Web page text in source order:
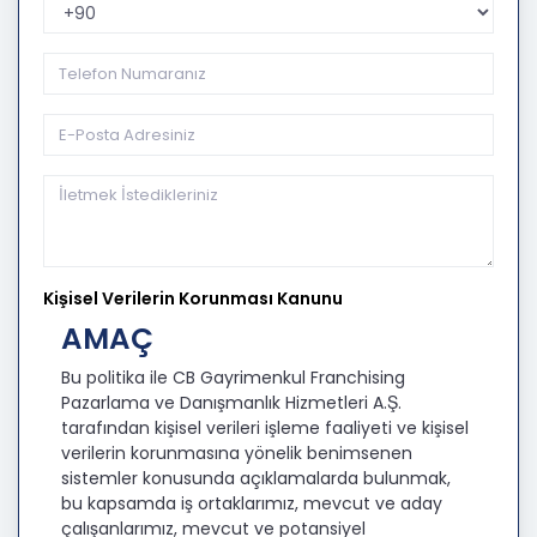
Kişisel Verilerin Korunması Kanunu
AMAÇ
Bu politika ile CB Gayrimenkul Franchising
Pazarlama ve Danışmanlık Hizmetleri A.Ş.
tarafından kişisel verileri işleme faaliyeti ve kişisel
verilerin korunmasına yönelik benimsenen
sistemler konusunda açıklamalarda bulunmak,
bu kapsamda iş ortaklarımız, mevcut ve aday
çalışanlarımız, mevcut ve potansiyel